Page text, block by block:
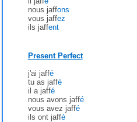
nous jaffons
vous jaffez
ils jaffent
Present Perfect
j'ai jaffé
tu as jaffé
il a jaffé
nous avons jaffé
vous avez jaffé
ils ont jaffé